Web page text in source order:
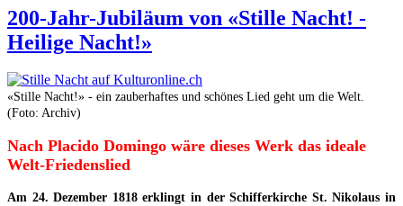
200-Jahr-Jubiläum von «Stille Nacht! -
Heilige Nacht!»
«Stille Nacht!» - ein zauberhaftes und schönes Lied geht um die Welt.
(Foto: Archiv)
Nach Placido Domingo wäre dieses Werk das ideale
Welt-Friedenslied
Am 24. Dezember 1818 erklingt in der Schifferkirche St. Nikolaus in